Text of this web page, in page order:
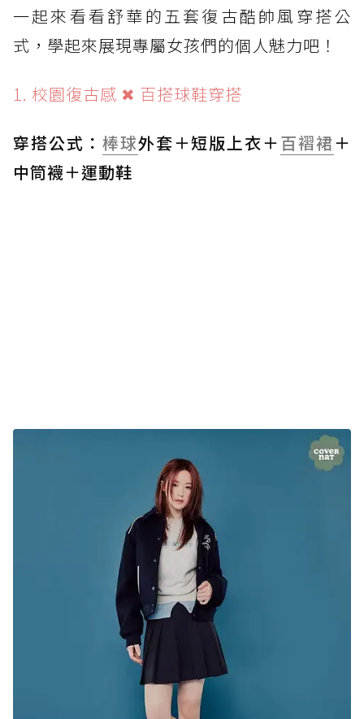
一起來看看舒華的五套復古酷帥風穿搭公
式，學起來展現專屬女孩們的個人魅力吧！
1. 校園復古感 ✖ 百搭球鞋穿搭
穿搭公式： 棒球外套＋短版上衣＋百褶裙＋
中筒襪＋運動鞋